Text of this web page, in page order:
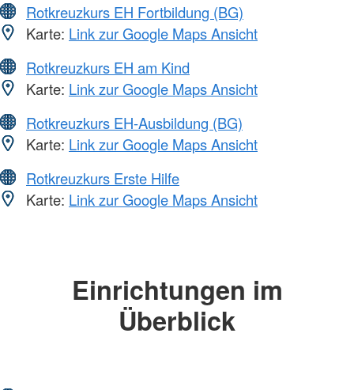
Rotkreuzkurs EH Fortbildung (BG)
Karte: Link zur Google Maps Ansicht
Rotkreuzkurs EH am Kind
Karte: Link zur Google Maps Ansicht
Rotkreuzkurs EH-Ausbildung (BG)
Karte: Link zur Google Maps Ansicht
Rotkreuzkurs Erste Hilfe
Karte: Link zur Google Maps Ansicht
Einrichtungen im
Überblick